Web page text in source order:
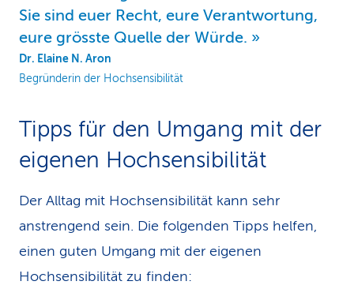
Sie sind euer Recht, eure Verantwortung,
eure grösste Quelle der Würde.
Dr. Elaine N. Aron
Begründerin der Hochsensibilität
Tipps für den Umgang mit der
eigenen Hochsensibilität
Der Alltag mit Hochsensibilität kann sehr
anstrengend sein. Die folgenden Tipps helfen,
einen guten Umgang mit der eigenen
Hochsensibilität zu finden: